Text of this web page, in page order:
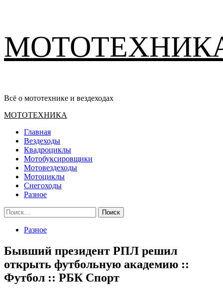
содержимому
Всё о мототехнике и вездеходах
Основное
МОТОТЕХНИКА
Главная
Вездеходы
Квадроциклы
Мотобуксировщики
Мотовездеходы
Мотоциклы
Снегоходы
Разное
Найти:
Разное
Бывший президент РПЛ решил
открыть футбольную академию ::
Футбол :: РБК Спорт